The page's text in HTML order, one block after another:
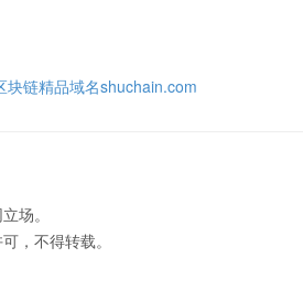
块链精品域名shuchain.com
场。
，不得转载。